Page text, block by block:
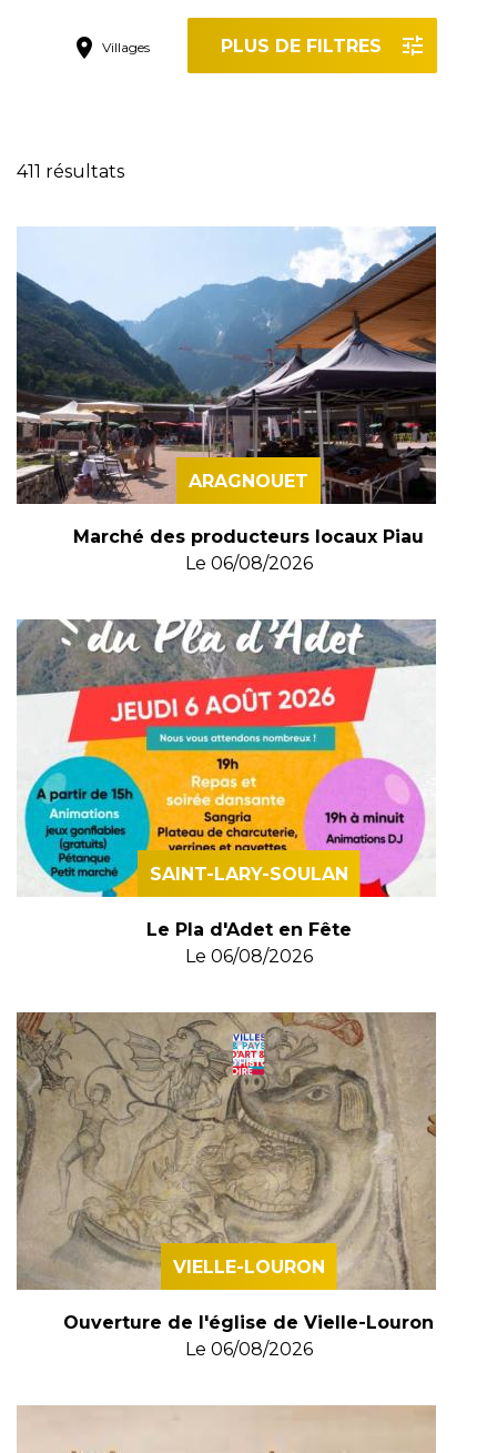
Villages PLUS DE FILTRES
411 résultats
ARAGNOUET
Marché des producteurs locaux Piau
Le 06/08/2026
SAINT-LARY-SOULAN
Le Pla d'Adet en Fête
Le 06/08/2026
VIELLE-LOURON
Ouverture de l'église de Vielle-Louron
Le 06/08/2026